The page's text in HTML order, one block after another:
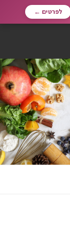
לפרטים ←